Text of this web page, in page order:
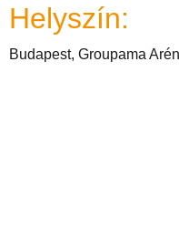
Helyszín:
Budapest, Groupama